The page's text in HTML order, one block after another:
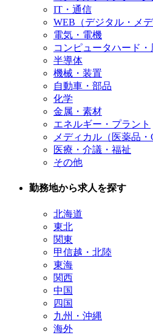
IT・通信
WEB（デジタル・メ
電気・電機
コンピュータハード・
半導体
機械・装置
自動車・部品
化学
金属・素材
エネルギー・プラント
メディカル（医薬品・
医療・介議・福祉
その他
勤務地から求人を探す
北海道
東北
関東
甲信越・北陸
東海
関西
中国
四国
九州・沖縄
海外